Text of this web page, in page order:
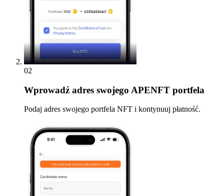
02
Wprowadź adres swojego APENFT portfela
Podaj adres swojego portfela NFT i kontynuuj płatność.